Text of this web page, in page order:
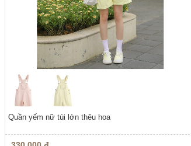
Quần yếm nữ túi lớn thêu hoa